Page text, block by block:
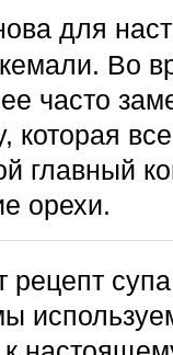
Во
часто
которая
главный
орехи.
рецепт